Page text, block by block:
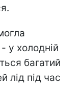
у холодній
багатий
лід під час